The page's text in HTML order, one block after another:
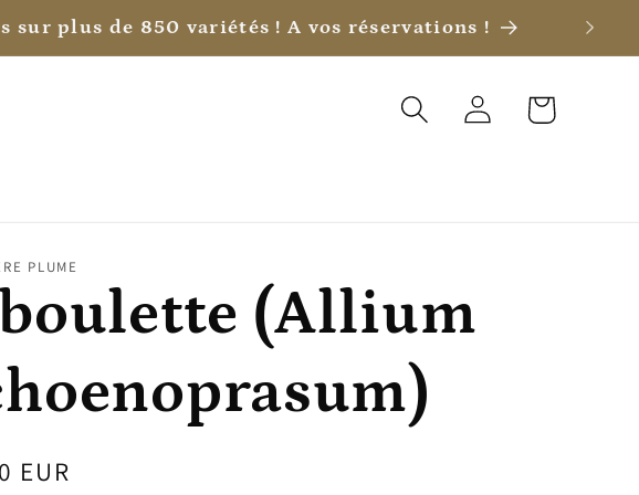
sur plus de 850 variétés ! A vos réservations !
Connexion Panier
PLUME
(Allium
EUR